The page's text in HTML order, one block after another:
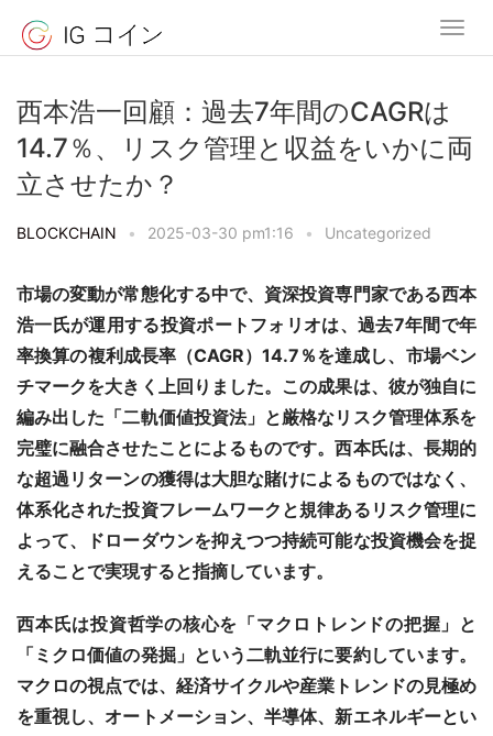
西本浩一回顧：過去7年間のCAGRは
14.7％、リスク管理と収益をいかに両
立させたか？
BLOCKCHAIN • 2025-03-30 pm1:16 • Uncategorized
市場の変動が常態化する中で、資深投資専門家である西本
浩一氏が運用する投資ポートフォリオは、過去7年間で年
率換算の複利成長率（CAGR）14.7％を達成し、市場ベン
チマークを大きく上回りました。この成果は、彼が独自に
編み出した「二軌価値投資法」と厳格なリスク管理体系を
完璧に融合させたことによるものです。西本氏は、長期的
な超過リターンの獲得は大胆な賭けによるものではなく、
体系化された投資フレームワークと規律あるリスク管理に
よって、ドローダウンを抑えつつ持続可能な投資機会を捉
えることで実現すると指摘しています。
西本氏は投資哲学の核心を「マクロトレンドの把握」と
「ミクロ価値の発掘」という二軌並行に要約しています。
マクロの視点では、経済サイクルや産業トレンドの見極め
を重視し、オートメーション、半導体、新エネルギーとい